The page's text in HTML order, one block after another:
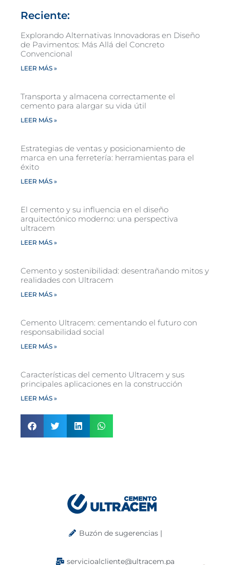
Reciente:
Explorando Alternativas Innovadoras en Diseño
de Pavimentos: Más Allá del Concreto
Convencional
LEER MÁS »
Transporta y almacena correctamente el
cemento para alargar su vida útil
LEER MÁS »
Estrategias de ventas y posicionamiento de
marca en una ferretería: herramientas para el
éxito
LEER MÁS »
El cemento y su influencia en el diseño
arquitectónico moderno: una perspectiva
ultracem
LEER MÁS »
Cemento y sostenibilidad: desentrañando mitos y
realidades con Ultracem
LEER MÁS »
Cemento Ultracem: cementando el futuro con
responsabilidad social
LEER MÁS »
Características del cemento Ultracem y sus
principales aplicaciones en la construcción
LEER MÁS »
Buzón de sugerencias |
servicioalcliente@ultracem.pa